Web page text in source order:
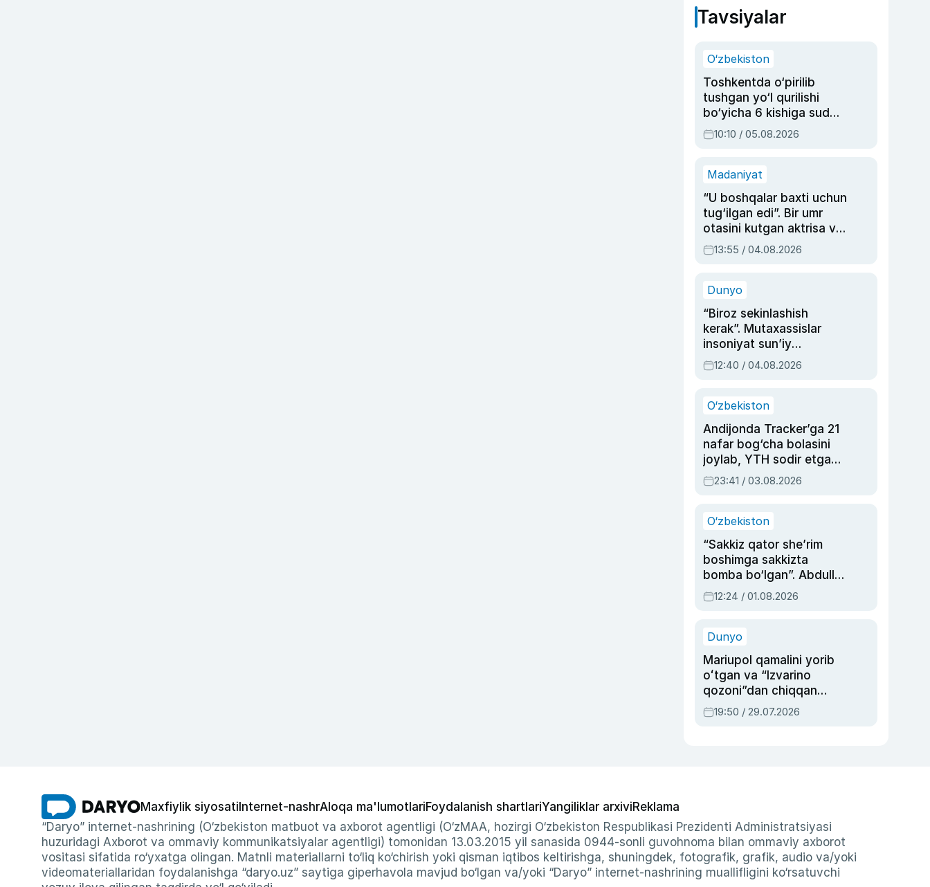
Tavsiyalar
O‘zbekiston
Toshkentda o‘pirilib
tushgan yo‘l qurilishi
bo‘yicha 6 kishiga sud
hukmi o‘qildi
10:10 / 05.08.2026
Madaniyat
“U boshqalar baxti uchun
tug‘ilgan edi”. Bir umr
otasini kutgan aktrisa va
dublyaj ustasi Rimma
Ahmedovaning
13:55 / 04.08.2026
Dunyo
“Biroz sekinlashish
kerak”. Mutaxassislar
insoniyat sun’iy
intellektni boshqara
olmay qolishidan xavotir
12:40 / 04.08.2026
O‘zbekiston
Andijonda Tracker’ga 21
nafar bog‘cha bolasini
joylab, YTH sodir etgan
ayolga sud hukmi o‘qildi
23:41 / 03.08.2026
O‘zbekiston
“Sakkiz qator she’rim
boshimga sakkizta
bomba bo‘lgan”. Abdulla
Oripovni siyosiy
ayblovlardan asrab
12:24 / 01.08.2026
Dunyo
Mariupol qamalini yorib
oʻtgan va “Izvarino
qozoni”dan chiqqan
qahramon — Ukraina
armiyasi bosh
19:50 / 29.07.2026
Maxfiylik siyosati Internet-nashrAloqa ma'lumotlariFoydalanish shartlariYangiliklar arxiviReklama
“Daryo” internet-nashrining (O‘zbekiston matbuot va axborot agentligi (O‘zMAA, hozirgi O‘zbekiston Respublikasi Prezidenti Administratsiyasi
huzuridagi Axborot va ommaviy kommunikatsiyalar agentligi) tomonidan 13.03.2015 yil sanasida 0944-sonli guvohnoma bilan ommaviy axborot
vositasi sifatida ro‘yxatga olingan. Matnli materiallarni to‘liq ko‘chirish yoki qisman iqtibos keltirishga, shuningdek, fotografik, grafik, audio va/yoki
videomateriallaridan foydalanishga “daryo.uz” saytiga giperhavola mavjud bo‘lgan va/yoki “Daryo” internet-nashrining muallifligini ko‘rsatuvchi